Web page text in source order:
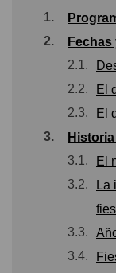
1.
2.
2.1.
2.2.
El
2.3.
El
3.
3.1.
El
3.2.
La
3.3.
3.4.